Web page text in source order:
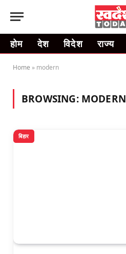
होम देश विदेश राज्य
Home » modern
BROWSING: MODERN
बिहार